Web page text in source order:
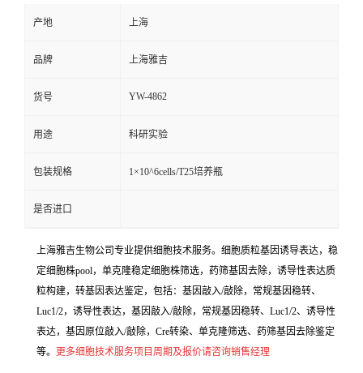
产地 上海
品牌 上海雅吉
货号 YW-4862
用途 科研实验
包装规格 1×10^6cells/T25培养瓶
是否进口
上海雅吉生物公司专业提供细胞技术服务。细胞质粒基因诱导表达，稳
定细胞株pool，单克隆稳定细胞株筛选，药筛基因去除，诱导性表达质
粒构建，转基因表达鉴定，包括：基因敲入/敲除，常规基因稳转、
Luc1/2，诱导性表达，基因敲入/敲除，常规基因稳转、Luc1/2、诱导性
表达，基因原位敲入/敲除，Cre转染、单克隆筛选、药筛基因去除鉴定
等。 更多细胞技术服务项目周期及报价请咨询销售经理